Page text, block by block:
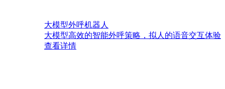
大模型外呼机器人
大模型高效的智能外呼策略，拟人的语音交互体验
查看详情